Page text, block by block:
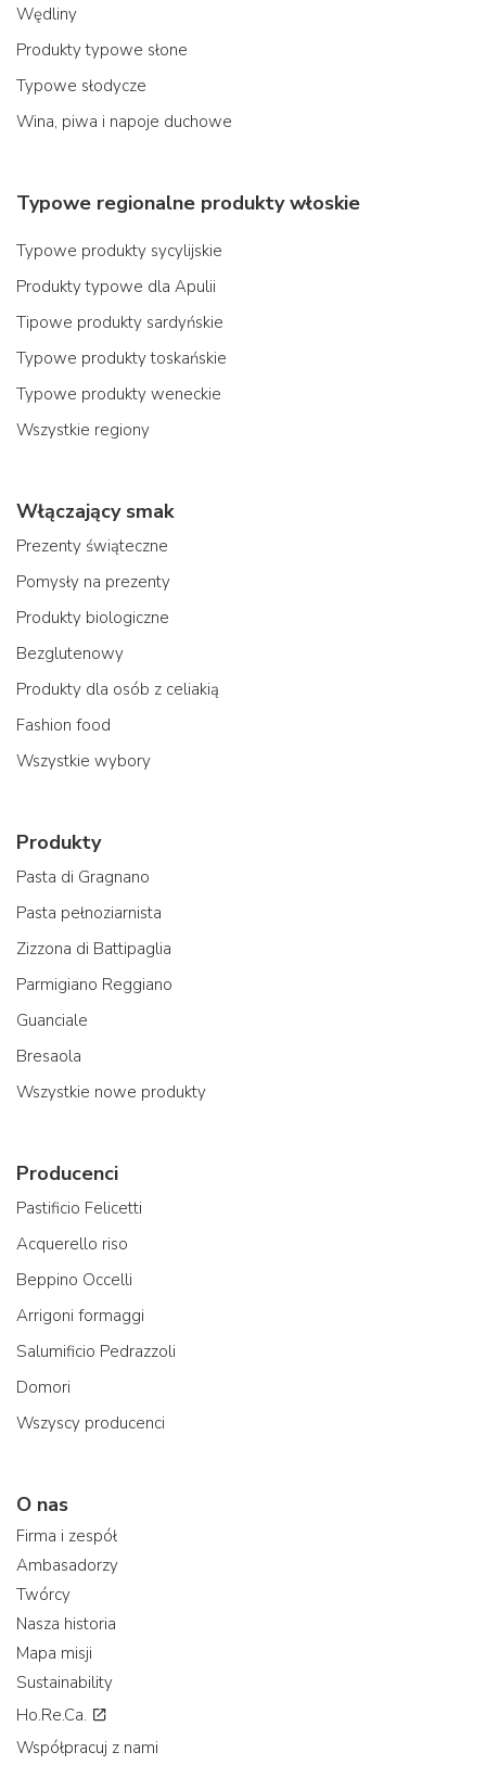
Wędliny
Produkty typowe słone
Typowe słodycze
Wina, piwa i napoje duchowe
Typowe regionalne produkty włoskie
Typowe produkty sycylijskie
Produkty typowe dla Apulii
Tipowe produkty sardyńskie
Typowe produkty toskańskie
Typowe produkty weneckie
Wszystkie regiony
Włączający smak
Prezenty świąteczne
Pomysły na prezenty
Produkty biologiczne
Bezglutenowy
Produkty dla osób z celiakią
Fashion food
Wszystkie wybory
Produkty
Pasta di Gragnano
Pasta pełnoziarnista
Zizzona di Battipaglia
Parmigiano Reggiano
Guanciale
Bresaola
Wszystkie nowe produkty
Producenci
Pastificio Felicetti
Acquerello riso
Beppino Occelli
Arrigoni formaggi
Salumificio Pedrazzoli
Domori
Wszyscy producenci
O nas
Firma i zespół
Ambasadorzy
Twórcy
Nasza historia
Mapa misji
Sustainability
Ho.Re.Ca.
Współpracuj z nami